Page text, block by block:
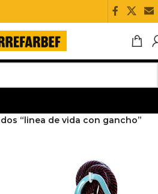
“linea de vida con gancho”